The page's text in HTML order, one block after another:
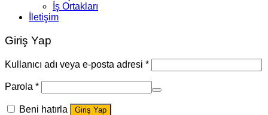
İş Ortakları
İletişim
Giriş Yap
Kullanıcı adı veya e-posta adresi *
Parola *
Beni hatırla Giriş Yap